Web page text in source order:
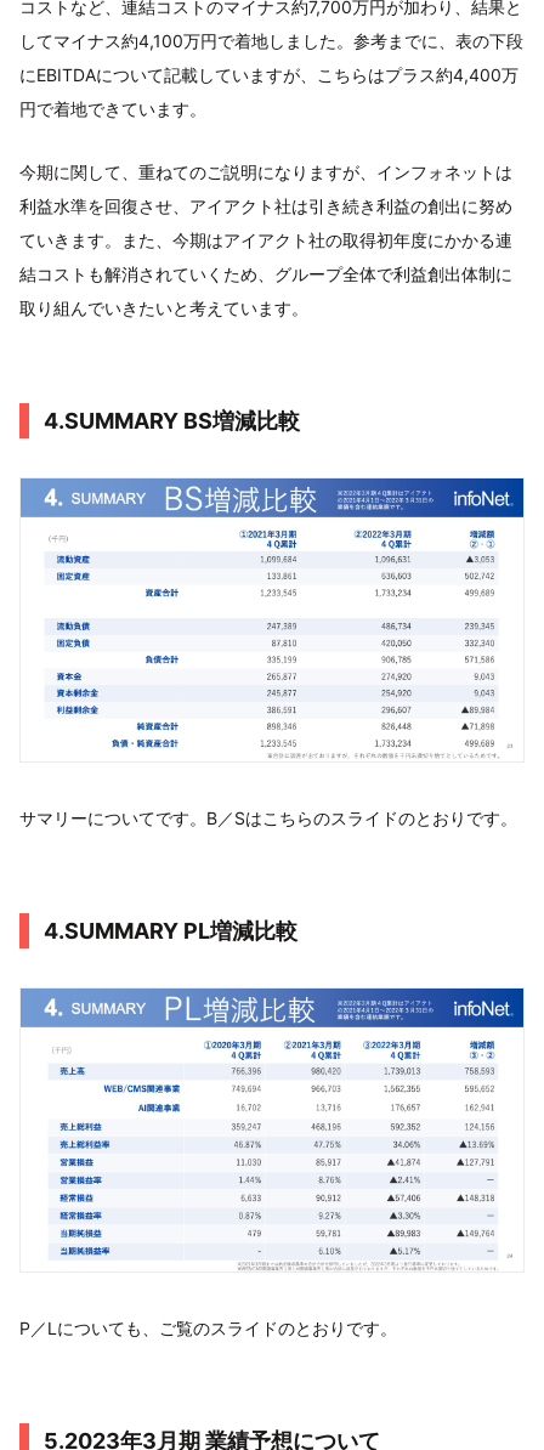
コストなど、連結コストのマイナス約7,700万円が加わり、結果と
してマイナス約4,100万円で着地しました。参考までに、表の下段
にEBITDAについて記載していますが、こちらはプラス約4,400万
円で着地できています。
今期に関して、重ねてのご説明になりますが、インフォネットは
利益水準を回復させ、アイアクト社は引き続き利益の創出に努め
ていきます。また、今期はアイアクト社の取得初年度にかかる連
結コストも解消されていくため、グループ全体で利益創出体制に
取り組んでいきたいと考えています。
4.SUMMARY BS増減比較
サマリーについてです。B／Sはこちらのスライドのとおりです。
4.SUMMARY PL増減比較
P／Lについても、ご覧のスライドのとおりです。
5.2023年3月期 業績予想について